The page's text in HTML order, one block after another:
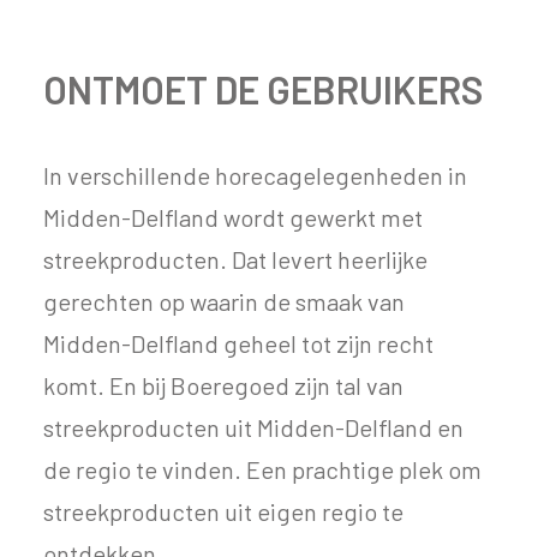
ONTMOET DE GEBRUIKERS
In verschillende horecagelegenheden in
Midden-Delfland wordt gewerkt met
streekproducten. Dat levert heerlijke
gerechten op waarin de smaak van
Midden-Delfland geheel tot zijn recht
komt. En bij Boeregoed zijn tal van
streekproducten uit Midden-Delfland en
de regio te vinden. Een prachtige plek om
streekproducten uit eigen regio te